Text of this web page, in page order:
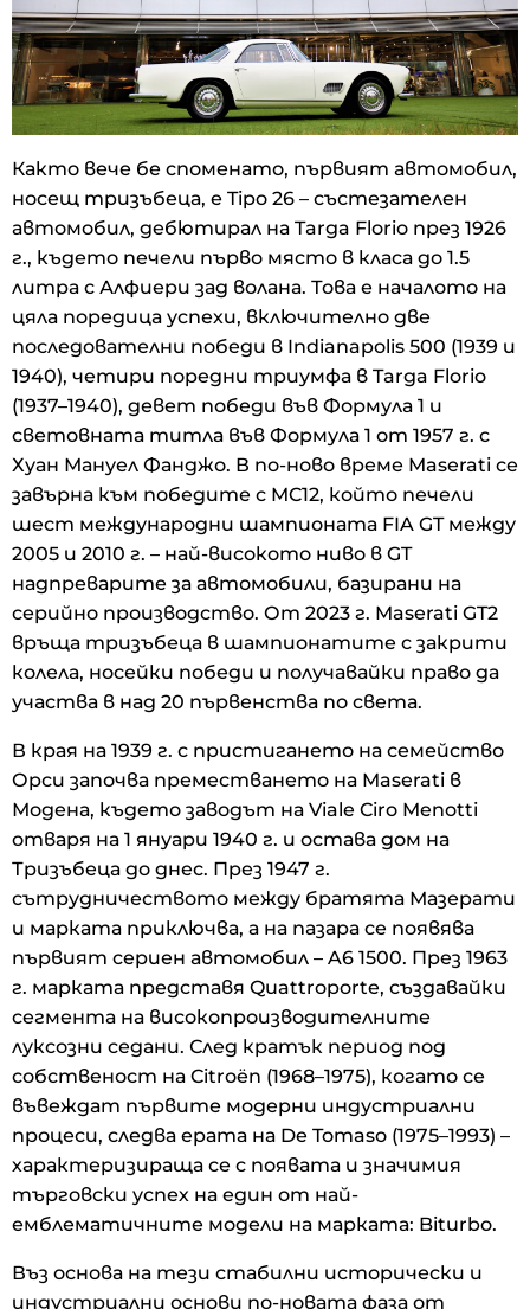
Както вече бе споменато, първият автомобил,
носещ тризъбеца, е Tipo 26 – състезателен
автомобил, дебютирал на Targa Florio през 1926
г., където печели първо място в класа до 1.5
литра с Алфиери зад волана. Това е началото на
цяла поредица успехи, включително две
последователни победи в Indianapolis 500 (1939 и
1940), четири поредни триумфа в Targa Florio
(1937–1940), девет победи във Формула 1 и
световната титла във Формула 1 от 1957 г. с
Хуан Мануел Фанджо. В по-ново време Maserati се
завърна към победите с MC12, който печели
шест международни шампионата FIA GT между
2005 и 2010 г. – най-високото ниво в GT
надпреварите за автомобили, базирани на
серийно производство. От 2023 г. Maserati GT2
връща тризъбеца в шампионатите с закрити
колела, носейки победи и получавайки право да
участва в над 20 първенства по света.
В края на 1939 г. с пристигането на семейство
Орси започва преместването на Maserati в
Модена, където заводът на Viale Ciro Menotti
отваря на 1 януари 1940 г. и остава дом на
Тризъбеца до днес. През 1947 г.
сътрудничеството между братята Мазерати
и марката приключва, а на пазара се появява
първият сериен автомобил – A6 1500. През 1963
г. марката представя Quattroporte, създавайки
сегмента на високопроизводителните
луксозни седани. След кратък период под
собственост на Citroën (1968–1975), когато се
въвеждат първите модерни индустриални
процеси, следва ерата на De Tomaso (1975–1993) –
характеризираща се с появата и значимия
търговски успех на един от най-
емблематичните модели на марката: Biturbo.
Въз основа на тези стабилни исторически и
индустриални основи по-новата фаза от